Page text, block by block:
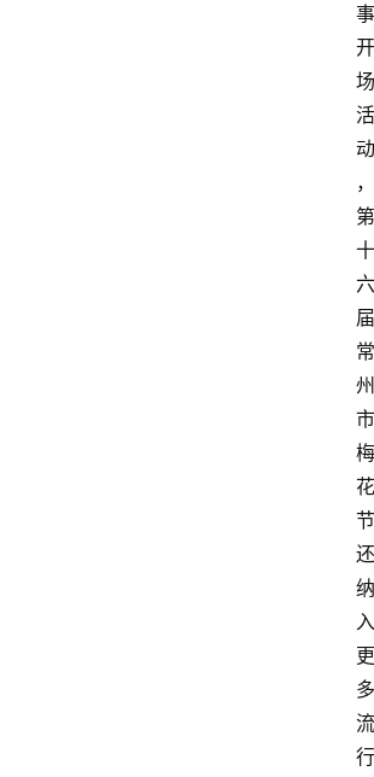
事
开
场
活
动
，
第
十
六
届
常
州
市
梅
花
节
还
纳
入
更
多
流
行